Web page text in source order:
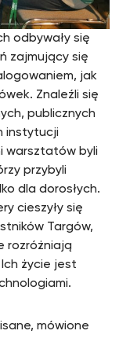
odbywały się
zajmujący się
jak
Znaleźli się
publicznych
instytucji
warsztatów byli
przybyli
dla dorosłych.
cieszyły się
Targów,
rozróżniają
życie jest
mówione